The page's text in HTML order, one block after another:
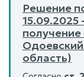
Решение
15.09.2025
область)